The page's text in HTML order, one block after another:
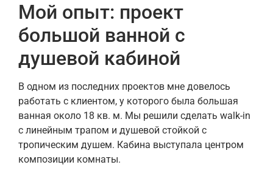
Мой опыт: проект
большой ванной с
душевой кабиной
В одном из последних проектов мне довелось
работать с клиентом, у которого была большая
ванная около 18 кв. м. Мы решили сделать walk-in
с линейным трапом и душевой стойкой с
тропическим душем. Кабина выступала центром
композиции комнаты.